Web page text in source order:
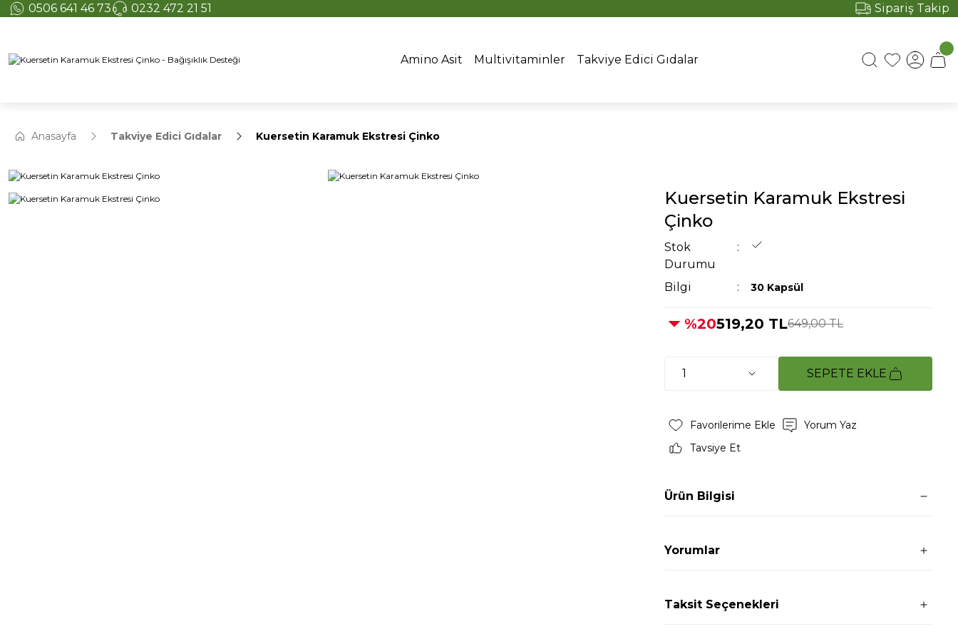
0506 641 46 73 0232 472 21 51
16:00’DAN ÖNCEKİ SİPARİŞLERDE AYNI GÜN KARGO
Sipariş Takip
Amino Asit Multivitaminler Takviye Edici Gıdalar
Anasayfa Takviye Edici Gıdalar Kuersetin Karamuk Ekstresi Çinko
Kuersetin Karamuk Ekstresi
Çinko
Stok
Durumu
Bilgi
30 Kapsül
%20519,20 TL649,00 TL
SEPETE EKLE
Yorum Yaz
Tavsiye Et
Ürün Bilgisi
Yorumlar
Taksit Seçenekleri